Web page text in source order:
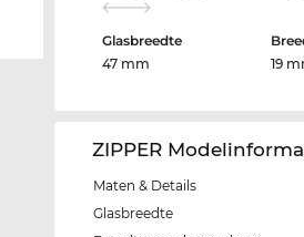
Glasbreedte
47 mm
19
ZIPPER
Maten & Details
Glasbreedte